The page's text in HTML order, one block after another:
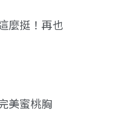
麼挺！ 再也
美蜜桃胸